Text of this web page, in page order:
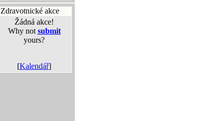
Zdravotnické akce
Žádná akce!
Why not submit
yours?
[Kalendář]